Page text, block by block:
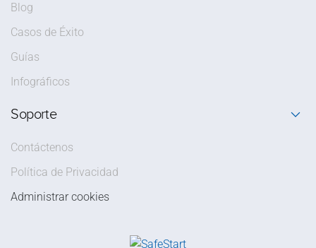
Blog
Casos de Éxito
Guías
Infográficos
Soporte
Contáctenos
Política de Privacidad
Administrar cookies